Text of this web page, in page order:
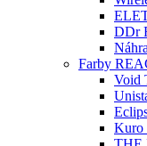
DDr
Farby
Void
Kuro